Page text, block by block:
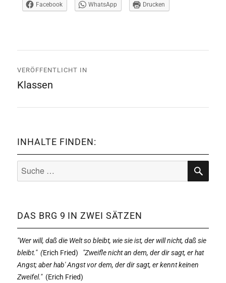
Facebook WhatsApp Drucken
Navigation
VERÖFFENTLICHT IN
Klassen
INHALTE FINDEN:
Suche
nach:
SUCHE
DAS BRG 9 IN ZWEI SÄTZEN
"Wer will, daß die Welt so bleibt, wie sie ist, der will nicht, daß sie
bleibt." (Erich Fried)
"Zweifle nicht an dem, der dir sagt, er hat
Angst; aber hab' Angst vor dem, der dir sagt, er kennt keinen
Zweifel."(Erich Fried)